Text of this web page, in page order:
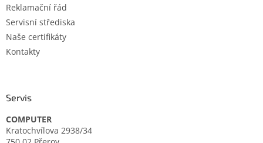
Reklamační řád
Servisní střediska
Naše certifikáty
Kontakty
Servis
COMPUTER
Kratochvílova 2938/34